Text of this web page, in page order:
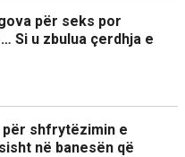
për seks por
Si u zbulua çerdhja e
shfrytëzimin e
në banesën që